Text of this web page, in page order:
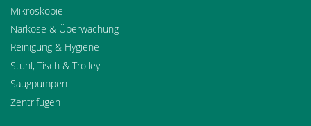
Mikroskopie
Narkose & Überwachung
Reinigung & Hygiene
Stuhl, Tisch & Trolley
Saugpumpen
Zentrifugen